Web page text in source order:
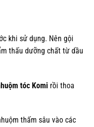
khi sử dụng. Nên gội
thấu dưỡng chất từ dầu
tóc Komi rồi thoa
thấm sâu vào các